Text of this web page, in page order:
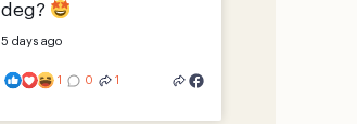
deg?
5 days ago
1 0 1